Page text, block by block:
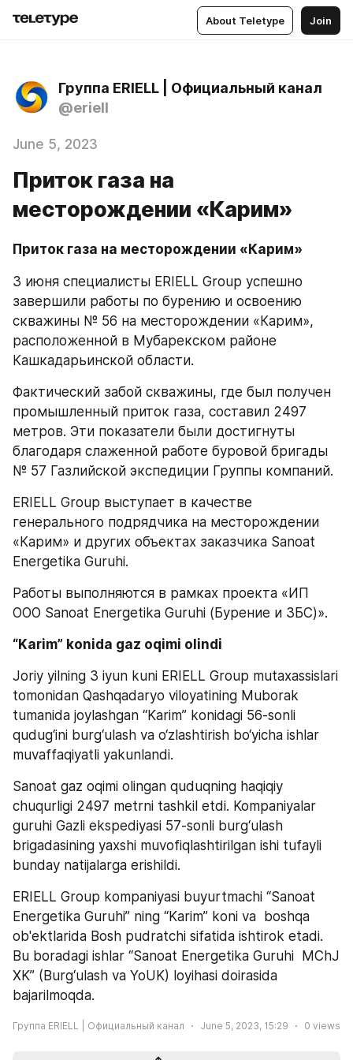
About Teletype Join
Группа ERIELL | Официальный канал
@eriell
June 5, 2023
Приток газа на
месторождении «Карим»
Приток газа на месторождении «Карим»
3 июня специалисты ERIELL Group успешно
завершили работы по бурению и освоению
скважины № 56 на месторождении «Карим»,
расположенной в Мубарекском районе
Кашкадарьинской области.
Фактический забой скважины, где был получен
промышленный приток газа, составил 2497
метров. Эти показатели были достигнуты
благодаря слаженной работе буровой бригады
№ 57 Газлийской экспедиции Группы компаний.
ERIELL Group выступает в качестве
генерального подрядчика на месторождении
«Карим» и других объектах заказчика Sanoat
Energetika Guruhi.
Работы выполняются в рамках проекта «ИП
ООО Sanoat Energetika Guruhi (Бурение и ЗБС)».
“Karim” konida gaz oqimi olindi
Joriy yilning 3 iyun kuni ERIELL Group mutaxassislari
tomonidan Qashqadaryo viloyatining Muborak
tumanida joylashgan “Karim” konidagi 56-sonli
qudug‘ini burg‘ulash va o‘zlashtirish bo‘yicha ishlar
muvaffaqiyatli yakunlandi.
Sanoat gaz oqimi olingan quduqning haqiqiy
chuqurligi 2497 metrni tashkil etdi. Kompaniyalar
guruhi Gazli ekspediyasi 57-sonli burg‘ulash
brigadasining yaxshi muvofiqlashtirilgan ishi tufayli
bunday natijalarga erishildi.
ERIELL Group kompaniyasi buyurtmachi “Sanoat
Energetika Guruhi” ning “Karim” koni va  boshqa
ob'ektlarida Bosh pudratchi sifatida ishtirok etadi.
Bu boradagi ishlar “Sanoat Energetika Guruhi  MChJ
XK” (Burg‘ulash va YoUK) loyihasi doirasida
bajarilmoqda.
Группа ERIELL | Официальный канал June 5, 2023, 15:29 0 views